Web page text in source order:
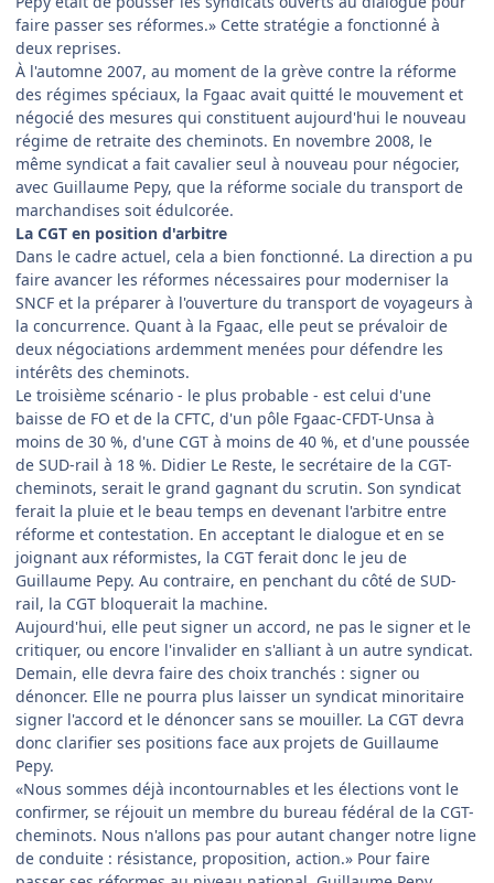
faire passer ses réformes.» Cette stratégie a fonctionné à
deux reprises.
À l'automne 2007, au moment de la grève contre la réforme
des régimes spéciaux, la Fgaac avait quitté le mouvement et
négocié des mesures qui constituent aujourd'hui le nouveau
régime de retraite des cheminots. En novembre 2008, le
même syndicat a fait cavalier seul à nouveau pour négocier,
avec Guillaume Pepy, que la réforme sociale du transport de
marchandises soit édulcorée.
La CGT en position d'arbitre
Dans le cadre actuel, cela a bien fonctionné. La direction a pu
faire avancer les réformes nécessaires pour moderniser la
SNCF et la préparer à l'ouverture du transport de voyageurs à
la concurrence. Quant à la Fgaac, elle peut se prévaloir de
deux négociations ardemment menées pour défendre les
intérêts des cheminots.
Le troisième scénario - le plus probable - est celui d'une
baisse de FO et de la CFTC, d'un pôle Fgaac-CFDT-Unsa à
moins de 30 %, d'une CGT à moins de 40 %, et d'une poussée
de SUD-rail à 18 %. Didier Le Reste, le secrétaire de la CGT-
cheminots, serait le grand gagnant du scrutin. Son syndicat
ferait la pluie et le beau temps en devenant l'arbitre entre
réforme et contestation. En acceptant le dialogue et en se
joignant aux réformistes, la CGT ferait donc le jeu de
Guillaume Pepy. Au contraire, en penchant du côté de SUD-
rail, la CGT bloquerait la machine.
Aujourd'hui, elle peut signer un accord, ne pas le signer et le
critiquer, ou encore l'invalider en s'alliant à un autre syndicat.
Demain, elle devra faire des choix tranchés : signer ou
dénoncer. Elle ne pourra plus laisser un syndicat minoritaire
signer l'accord et le dénoncer sans se mouiller. La CGT devra
donc clarifier ses positions face aux projets de Guillaume
Pepy.
«Nous sommes déjà incontournables et les élections vont le
confirmer, se réjouit un membre du bureau fédéral de la CGT-
cheminots. Nous n'allons pas pour autant changer notre ligne
de conduite : résistance, proposition, action.» Pour faire